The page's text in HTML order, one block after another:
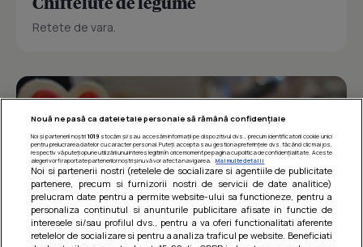
Retete de vara.
Nouă ne pasă ca datele tale personale să rămână confidențiale
Noi și partenerii noștri 1019stocăm și/sau accesăm informații pe dispozitivul dvs., precum identificatorii cookie unici
pentru prelucrarea datelor cu caracter personal. Puteți accepta sau gestiona preferințele dvs. făcând clic mai jos,
respectiv vă puteți opune utilizării unui interes legitim în orice moment pe pagina cu politica de confidențialitate. Aceste
alegeri vor fi raportate partenerilor noștri și nu vă vor afecta navigarea.
Mai multe detalii
Noi si partenerii nostri (retelele de socializare si agentiile de publicitate
partenere, precum si furnizorii nostri de servicii de date analitice)
prelucram date pentru a permite website-ului sa functioneze, pentru a
personaliza continutul si anunturile publicitare afisate in functie de
interesele si/sau profilul dvs., pentru a va oferi functionalitati aferente
retelelor de socializare si pentru a analiza traficul pe website. Beneficiati